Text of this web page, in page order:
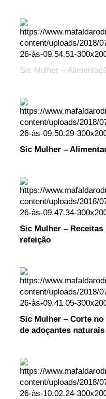
Sic Mulher –
Sic Mulher –
Sic Mulher –
refeição
Sic Mulher – Corte
de adoçantes naturais